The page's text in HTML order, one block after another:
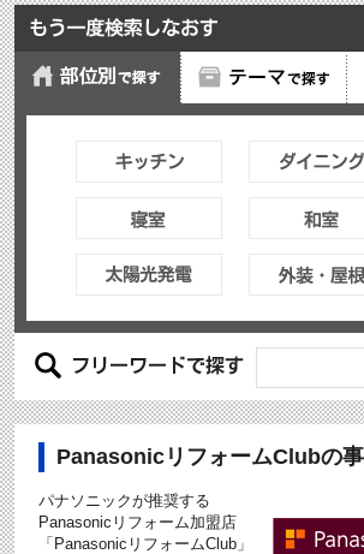
PanasonicリフォームClubの
パナソニックが推奨する
Panasonicリフォーム加盟店
「PanasonicリフォームClub」